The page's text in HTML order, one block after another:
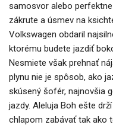
samosvor alebo
zákrute a úsmev na
Volkswagen obdaril
ktorému budete jazdiť
Nesmiete však prehnať
plynu nie je spôsob, ako
skúsený šofér, najnovšia
jazdy. Aleluja Boh ešte
chlapom zabávať tak ako